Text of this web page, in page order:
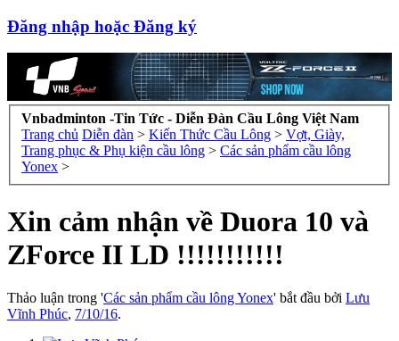
Đăng nhập hoặc Đăng ký
Vnbadminton -Tin Tức - Diễn Đàn Cầu Lông Việt Nam
Trang chủ Diễn đàn > Kiến Thức Cầu Lông > Vợt, Giày,
Trang phục & Phụ kiện cầu lông > Các sản phẩm cầu lông
Yonex >
Xin cảm nhận về Duora 10 và
ZForce II LD !!!!!!!!!!!
Thảo luận trong 'Các sản phẩm cầu lông Yonex' bắt đầu bởi Lưu
Vĩnh Phúc, 7/10/16.